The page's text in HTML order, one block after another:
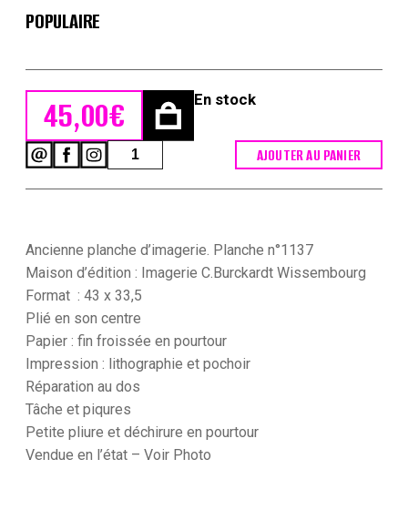
POPULAIRE
45,00€ En stock
quantité
de
C.Burckardt
-
La
bataille
de
Bagamoyo
-
22
septembre
1888
-
Abushiri
-
AJOUTER AU PANIER
Ancienne planche d’imagerie. Planche n°1137
Maison d’édition : Imagerie C.Burckardt Wissembourg
Format : 43 x 33,5
Plié en son centre
Papier : fin froissée en pourtour
Impression : lithographie et pochoir
Réparation au dos
Tâche et piqures
Petite pliure et déchirure en pourtour
Vendue en l’état – Voir Photo